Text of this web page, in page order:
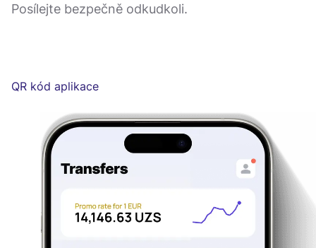
Posílejte bezpečně odkudkoli.
QR kód aplikace